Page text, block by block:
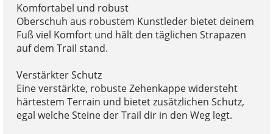
Komfortabel und robust
Oberschuh aus robustem Kunstleder bietet deinem
Fuß viel Komfort und hält den täglichen Strapazen
auf dem Trail stand.
Verstärkter Schutz
Eine verstärkte, robuste Zehenkappe widersteht
härtestem Terrain und bietet zusätzlichen Schutz,
egal welche Steine der Trail dir in den Weg legt.